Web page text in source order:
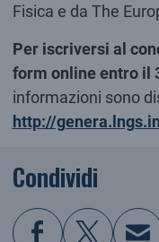
Fisica e da The
Per iscriversi al
form online entro il
informazioni sono
http://
Condividi